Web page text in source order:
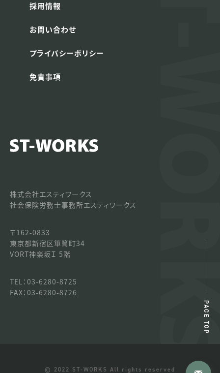
株式会社エスティワークス
社会保険労務士事務所エスティワークス
〒162-0833
東京都新宿区箪笥町34
VORT神楽坂Ｉ 5階
TEL：03-6280-8725
FAX：03-6280-8726
採用情報
お問い合わせ
プライバシーポリシー
免責事項
PAGE TOP
© 2022 ST-WORKS All rights reserved